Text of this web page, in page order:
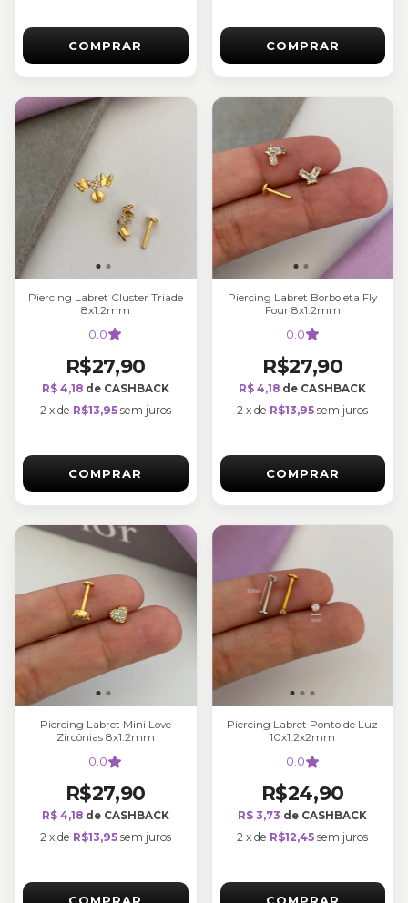
COMPRAR COMPRAR
Piercing Labret Cluster Triade
8x1.2mm
0.0
R$27,90
R$ 4,18de CASHBACK
2 x de R$13,95 sem juros
COMPRAR
Piercing Labret Borboleta Fly
Four 8x1.2mm
0.0
R$27,90
R$ 4,18 de CASHBACK
2 xde R$13,95 sem juros
COMPRAR
Piercing Labret Mini Love
Zircônias 8x1.2mm
0.0
R$27,90
R$ 4,18de CASHBACK
2 x de R$13,95 sem juros
Piercing Labret Ponto de Luz
10x1.2x2mm
0.0
R$24,90
R$ 3,73 de CASHBACK
2 xde R$12,45 sem juros